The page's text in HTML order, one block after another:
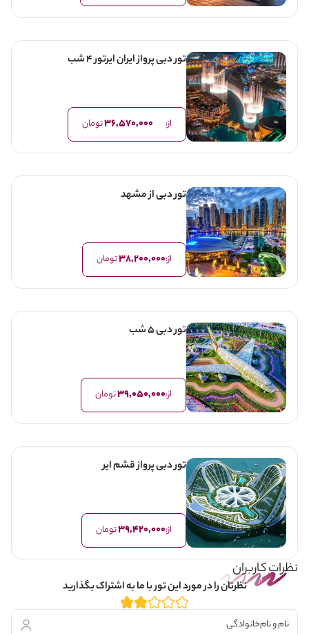
تور دبی پرواز ایران ایرتور 4 شب
از: 36,570,000تومان
تور دبی از مشهد
از:38,200,000تومان
تور دبی 5 شب
از:39,050,000تومان
تور دبی پرواز قشم ایر
از:39,420,000تومان
نظرات کاربران
نظرتان را در مورد این تور با ما به اشتراک بگذارید